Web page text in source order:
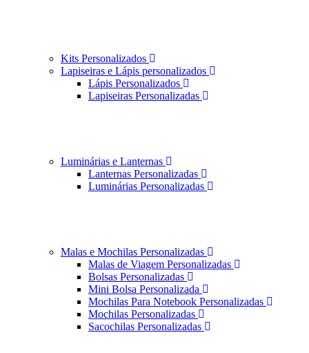
Kits Personalizados
Lapiseiras e Lápis personalizados
Lápis Personalizados
Lapiseiras Personalizadas
Luminárias e Lanternas
Lanternas Personalizadas
Luminárias Personalizadas
Malas e Mochilas Personalizadas
Malas de Viagem Personalizadas
Bolsas Personalizadas
Mini Bolsa Personalizada
Mochilas Para Notebook Personalizadas
Mochilas Personalizadas
Sacochilas Personalizadas